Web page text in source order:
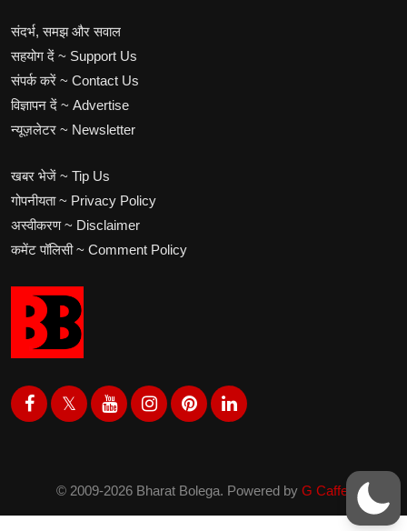
संदर्भ, समझ और सवाल
सहयोग दें ~ Support Us
संपर्क करें ~ Contact Us
विज्ञापन दें ~ Advertise
न्यूज़लेटर ~ Newsletter
खबर भेजें ~ Tip Us
गोपनीयता ~ Privacy Policy
अस्वीकरण ~ Disclaimer
कमेंट पॉलिसी ~ Comment Policy
© 2009-2026 Bharat Bolega. Powered by G Caffe.